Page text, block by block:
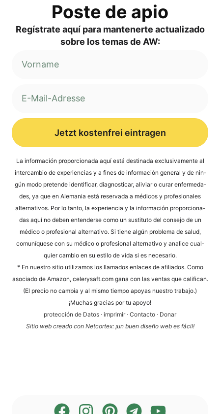
Pos­te de apio
Regí­s­tra­te aquí para man­ten­er­te actua­liz­ado
sob­re los temas de AW:
Jetzt kostenfrei eintragen
La infor­mación pro­por­cio­na­da aquí está desti­na­da exclu­si­v­a­men­te al
inter­cam­bio de expe­ri­en­ci­as y a fines de infor­mación gene­ral y de nin­
gún modo pre­ten­de iden­ti­fi­car, dia­gno­sti­car, ali­vi­ar o curar enfer­me­da­
des, ya que en Ale­ma­nia está reser­va­da a méd­icos y pro­fe­sio­na­les
alter­na­tivos. Por lo tan­to, la expe­ri­en­cia y la infor­mación pro­por­cio­na­
das aquí no deben enten­der­se como un susti­tu­to del con­se­jo de un
méd­ico o pro­fe­sio­nal alter­na­tivo. Si tiene algún pro­ble­ma de salud,
comuní­que­se con su méd­ico o pro­fe­sio­nal alter­na­tivo y ana­li­ce cual­
quier cam­bio en su esti­lo de vida si es necesario.
* En nues­tro sitio uti­liz­a­mos los llama­dos enlaces de afi­lia­dos. Como
aso­cia­do de Ama­zon, cele​ry​saft​.com gana con las ven­tas que cali­fi­can.
(El pre­cio no cam­bia y al mis­mo tiem­po apoyas nues­tro trabajo.)
¡Much­as gra­ci­as por tu apoyo!
pro­tección de Datos · impri­mir· Cont­ac­to · Donar
Sitio web cre­a­do con Net­cortex: ¡un buen dise­ño web es fácil!